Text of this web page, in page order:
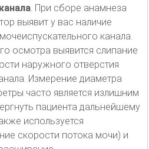
. При сборе анамнеза
выявит у вас наличие
канала.
осмотра выявится слипание
наружного отверстия
Измерение диаметра
часто является излишним
пациента дальнейшему
используется
скорости потока мочи) и